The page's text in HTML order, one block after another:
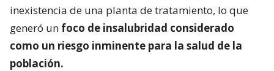
inexistencia de una planta de tratamiento, lo que
generó un foco de insalubridad considerado
como un riesgo inminente para la salud de la
población.